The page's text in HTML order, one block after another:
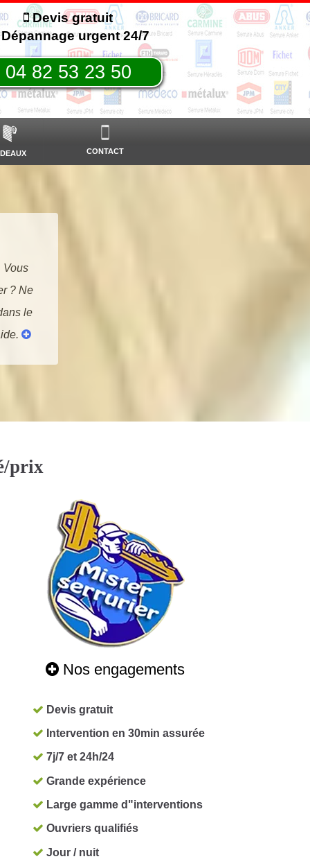
Devis gratuit
urgent 24/7
04 82 53 23 50
CONTACT
Vous
? Ne
le
prix
Nos engagements
Devis gratuit
Intervention en 30min assurée
7j/7 et 24h/24
Grande expérience
Large gamme d"interventions
Ouvriers qualifiés
Jour / nuit